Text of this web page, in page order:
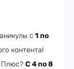
с 1 по
контента!
Плюс? С 4 по 8